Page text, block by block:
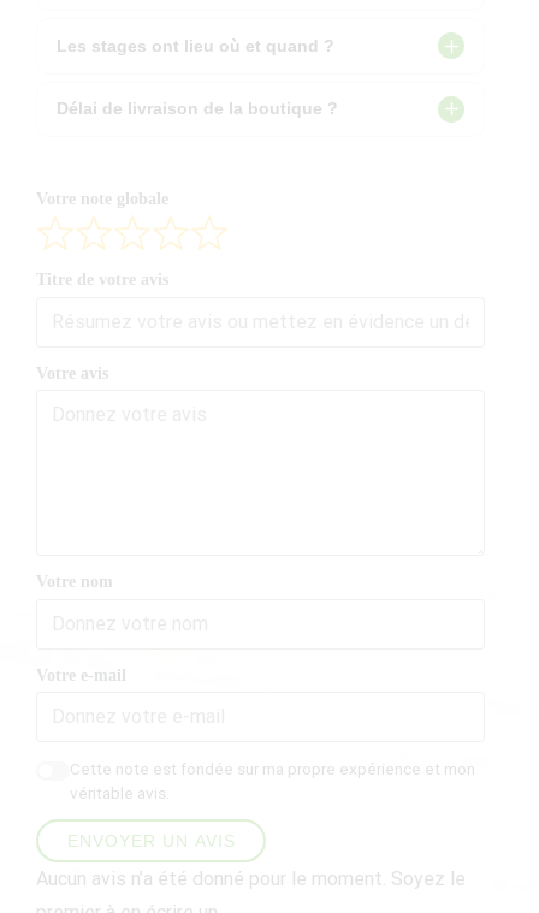
validation de commande. Retrouvez vos achats dans
Les stages ont lieu où et quand ?
sur toute la France, Belgique. Les dates sont sur notre
Délai de livraison de la boutique ?
Votre note globale
Titre de votre avis
Votre avis
Votre nom
Votre e-mail
Cette note est fondée sur ma propre expérience et mon
véritable avis.
ENVOYER UN AVIS
Aucun avis n’a été donné pour le moment. Soyez le